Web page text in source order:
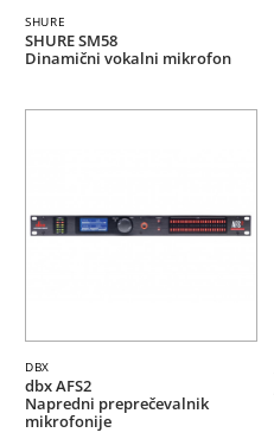
SHURE
SHURE SM58
Dinamični vokalni mikrofon
DBX
dbx AFS2
Napredni preprečevalnik
mikrofonije